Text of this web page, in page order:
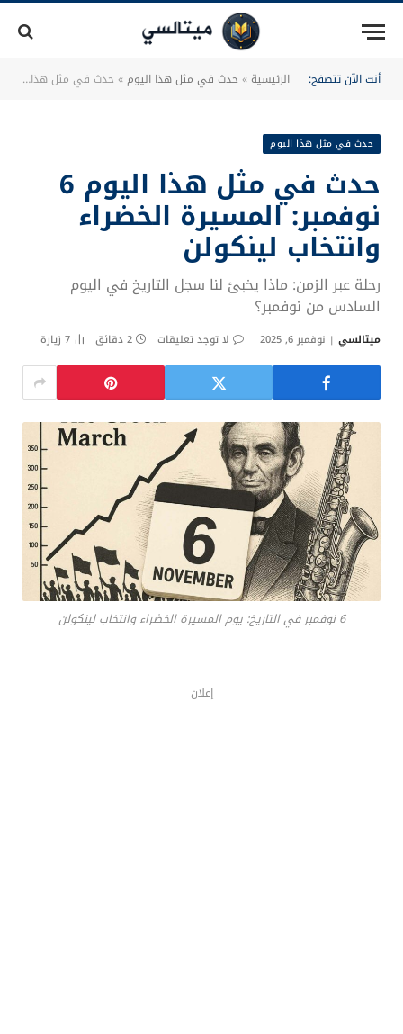
أنت الآن تتصفح: الرئيسية»حدث في مثل هذا اليوم» حدث في مثل هذا اليوم 6 نوفمبر: المسيرة الخضراء وانتخاب لينكولن
حدث في مثل هذا اليوم
حدث في مثل هذا اليوم 6
نوفمبر: المسيرة الخضراء
وانتخاب لينكولن
رحلة عبر الزمن: ماذا يخبئ لنا سجل التاريخ في اليوم
السادس من نوفمبر؟
ميتالسي نوفمبر 6, 2025 لا توجد تعليقات 2 دقائق 7 زيارة
6 نوفمبر في التاريخ: يوم المسيرة الخضراء وانتخاب لينكولن
إعلان